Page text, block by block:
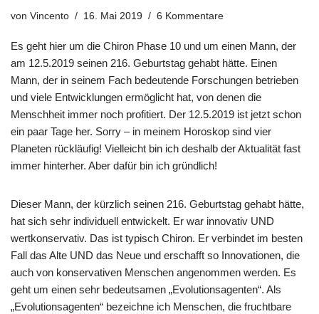
von Vincento 16. Mai 2019 6 Kommentare
Es geht hier um die Chiron Phase 10 und um einen Mann, der
am 12.5.2019 seinen 216. Geburtstag gehabt hätte. Einen
Mann, der in seinem Fach bedeutende Forschungen betrieben
und viele Entwicklungen ermöglicht hat, von denen die
Menschheit immer noch profitiert. Der 12.5.2019 ist jetzt schon
ein paar Tage her. Sorry – in meinem Horoskop sind vier
Planeten rückläufig! Vielleicht bin ich deshalb der Aktualität fast
immer hinterher. Aber dafür bin ich gründlich!
Dieser Mann, der kürzlich seinen 216. Geburtstag gehabt hätte,
hat sich sehr individuell entwickelt. Er war innovativ UND
wertkonservativ. Das ist typisch Chiron. Er verbindet im besten
Fall das Alte UND das Neue und erschafft so Innovationen, die
auch von konservativen Menschen angenommen werden. Es
geht um einen sehr bedeutsamen „Evolutionsagenten“. Als
„Evolutionsagenten“ bezeichne ich Menschen, die fruchtbare